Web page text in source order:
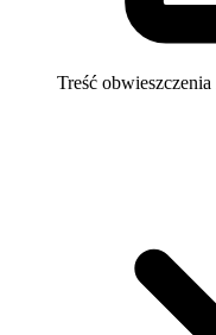
Treść obwieszczenia